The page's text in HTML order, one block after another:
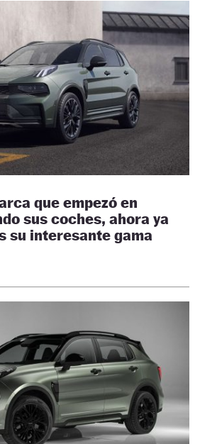
que empezó en
sus coches, ahora ya
su interesante gama